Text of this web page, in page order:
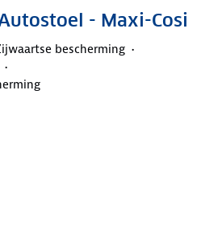
- Maxi-Cosi
bescherming